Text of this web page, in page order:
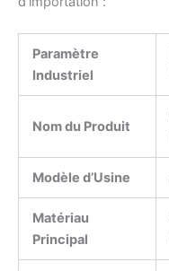
Paramètre
Industriel
Nom du Produit
Modèle d’Usine
Matériau
Principal